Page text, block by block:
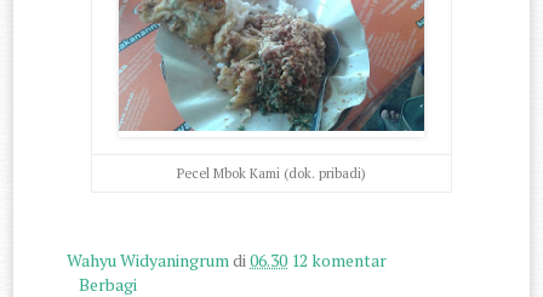
Pecel Mbok Kami (dok. pribadi)
Wahyu Widyaningrumdi06.30 12 komentar
Berbagi